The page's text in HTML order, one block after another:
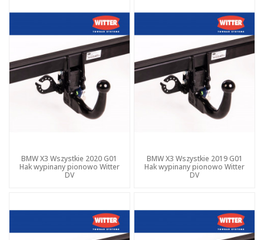
BMW X3 Wszystkie 2020 G01
Hak wypinany pionowo Witter
DV
BMW X3 Wszystkie 2019 G01
Hak wypinany pionowo Witter
DV